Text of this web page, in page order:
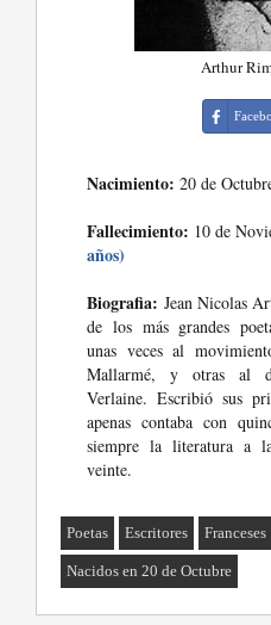
Arthur
Nacimiento: 20 de
Fallecimiento: 10 de
años)
Biografia: Jean Nicolas
de los más grandes
unas veces al
Mallarmé, y otras al
Verlaine. Escribió sus
apenas contaba con
siempre la literatura a
veinte.
Poetas Escritores Franceses
Nacidos en 20 de Octubre